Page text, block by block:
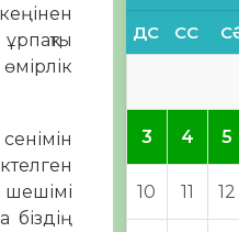
шешімі
ДС СС СӘ
3 4 5
10 11 12